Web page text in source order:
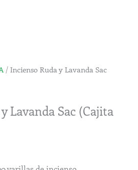
/ Incienso Ruda y Lavanda Sac
Lavanda Sac (Cajita